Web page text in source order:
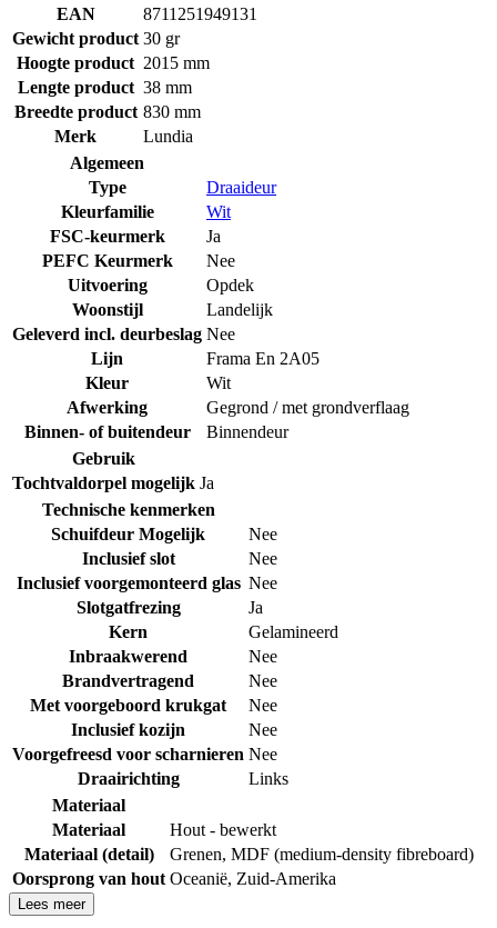
EAN
8711251949131
Gewicht product 30 gr
Hoogte product 2015 mm
Lengte product 38 mm
Breedte product 830 mm
Merk
Lundia
Algemeen
Type
Draaideur
Kleurfamilie
Wit
FSC-keurmerk
Ja
PEFC Keurmerk
Nee
Uitvoering
Opdek
Woonstijl
Landelijk
Geleverd incl. deurbeslag Nee
Lijn
Frama En 2A05
Kleur
Wit
Afwerking
Gegrond / met grondverflaag
Binnen- of buitendeur
Binnendeur
Gebruik
Tochtvaldorpel mogelijk Ja
Technische kenmerken
Schuifdeur Mogelijk
Nee
Inclusief slot
Nee
Inclusief voorgemonteerd glas Nee
Slotgatfrezing
Ja
Kern
Gelamineerd
Inbraakwerend
Nee
Brandvertragend
Nee
Met voorgeboord krukgat
Nee
Inclusief kozijn
Nee
Voorgefreesd voor scharnieren Nee
Draairichting
Links
Materiaal
Materiaal
Hout - bewerkt
Materiaal (detail)
Grenen, MDF (medium-density fibreboard)
Oorsprong van hout Oceanië, Zuid-Amerika
Lees meer